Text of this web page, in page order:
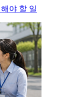
야 할 일